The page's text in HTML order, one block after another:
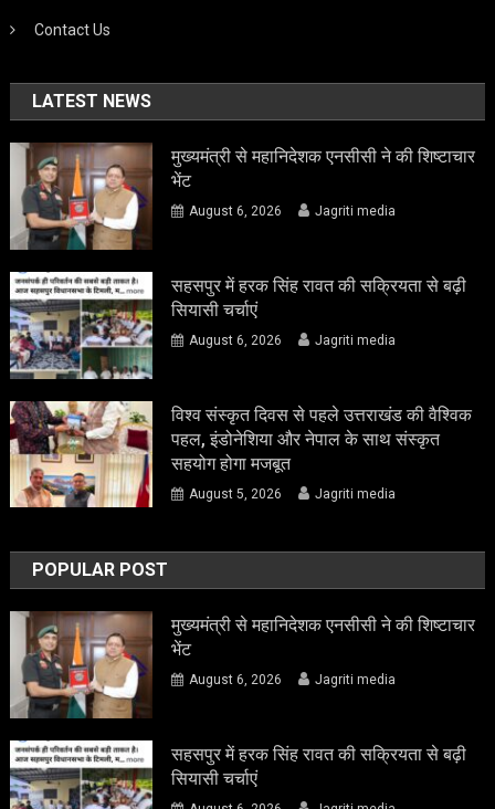
Contact Us
LATEST NEWS
मुख्यमंत्री से महानिदेशक एनसीसी ने की शिष्टाचार
भेंट
August 6, 2026 Jagriti media
सहसपुर में हरक सिंह रावत की सक्रियता से बढ़ी
सियासी चर्चाएं
August 6, 2026 Jagriti media
विश्व संस्कृत दिवस से पहले उत्तराखंड की वैश्विक
पहल, इंडोनेशिया और नेपाल के साथ संस्कृत
सहयोग होगा मजबूत
August 5, 2026 Jagriti media
POPULAR POST
मुख्यमंत्री से महानिदेशक एनसीसी ने की शिष्टाचार
भेंट
August 6, 2026 Jagriti media
सहसपुर में हरक सिंह रावत की सक्रियता से बढ़ी
सियासी चर्चाएं